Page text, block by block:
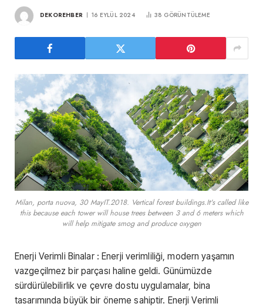
DEKOREHBER 16 EYLÜL 2024 38 GÖRÜNTÜLEME
Milan, porta nuova, 30 MayIT.2018. Vertical forest buildings.It's called like
this because each tower will house trees between 3 and 6 meters which
will help mitigate smog and produce oxygen
Enerji Verimli Binalar : Enerji verimliliği, modern yaşamın
vazgeçilmez bir parçası haline geldi. Günümüzde
sürdürülebilirlik ve çevre dostu uygulamalar, bina
tasarımında büyük bir öneme sahiptir. Enerji Verimli